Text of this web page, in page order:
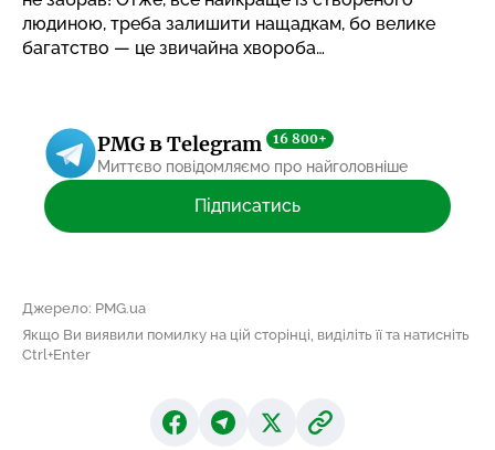
людиною, треба залишити нащадкам, бо велике
багатство — це звичайна хвороба…
PMG в Telegram 16 800+
Миттєво повідомляємо про найголовніше
Підписатись
Джерело: PMG.ua
Якщо Ви виявили помилку на цій сторінці, виділіть її та натисніть
Ctrl+Enter